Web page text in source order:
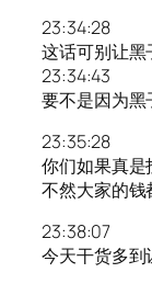
23:34:28
这话可别让
23:34:43
要不是因为
23:35:28
你们如果真是
不然大家的钱
23:38:07
今天干货多到